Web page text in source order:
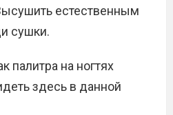
естественным
сушки.
палитра на ногтях
здесь в данной